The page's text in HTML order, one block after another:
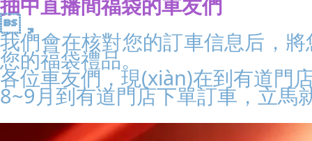
，
我們會在核對您的訂車信息后，
您的福袋禮品。
各位車友們，現(xiàn)在到有道門
8~9月到有道門店下單訂車，立